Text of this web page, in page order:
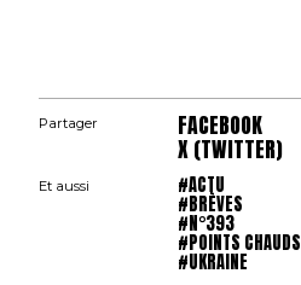
Partager FACEBOOK
X (TWITTER)
Et aussi #ACTU
#BRÈVES
#N°393
#POINTS CHAUDS
#UKRAINE